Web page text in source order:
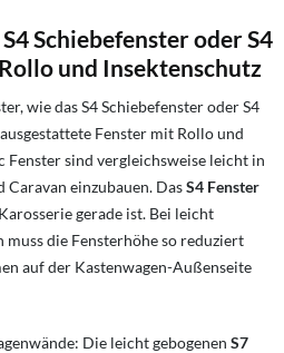
Schiebefenster oder S4
und Insektenschutz
wie das S4 Schiebefenster oder S4
Fenster mit Rollo und
Fenster sind vergleichsweise leicht in
einzubauen. DasS4 Fenster
gerade ist. Bei leicht
die Fensterhöhe so reduziert
auf der Kastenwagen-Außenseite
Die leicht gebogenen S7